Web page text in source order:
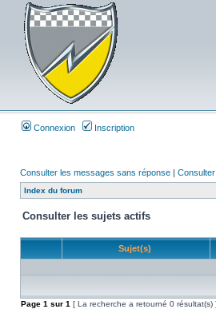
Connexion Inscription
Consulter les messages sans réponse |
Index du forum
Consulter les sujets actifs
Sujet(s)
Page 1 sur 1 [ La recherche a retourné 0 résultat(s) ]